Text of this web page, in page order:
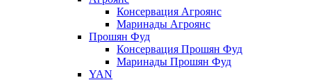
Консервация Агроянс
Маринады Агроянс
Прошян Фуд
Консервация Прошян Фуд
Маринады Прошян Фуд
YAN